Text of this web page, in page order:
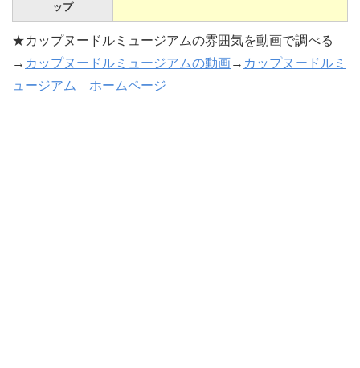
ップ
★カップヌードルミュージアムの雰囲気を動画で調べる
→ カップヌードルミュージアムの動画→ カップヌードルミ
ュージアム ホームページ